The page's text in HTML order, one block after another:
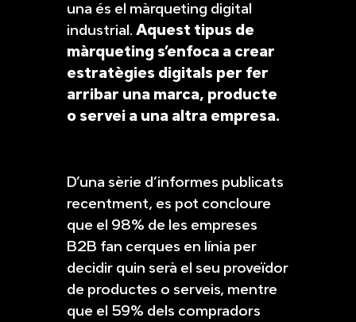
una és el màrqueting digital
industrial. Aquest tipus de
màrqueting s’enfoca a crear
estratègies digitals per fer
arribar una marca, producte
o servei a una altra empresa.
D’una sèrie d’informes publicats
recentment, es pot concloure
que el 98% de les empreses
B2B fan cerques en línia per
decidir quin serà el seu proveïdor
de productes o serveis, mentre
que el 59% dels compradors